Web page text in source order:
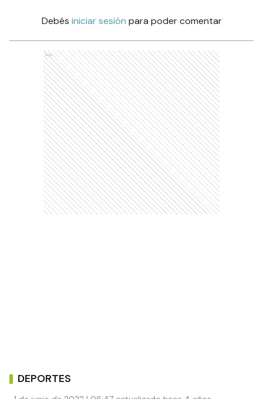
Debés iniciar sesión para poder comentar
Ads
DEPORTES